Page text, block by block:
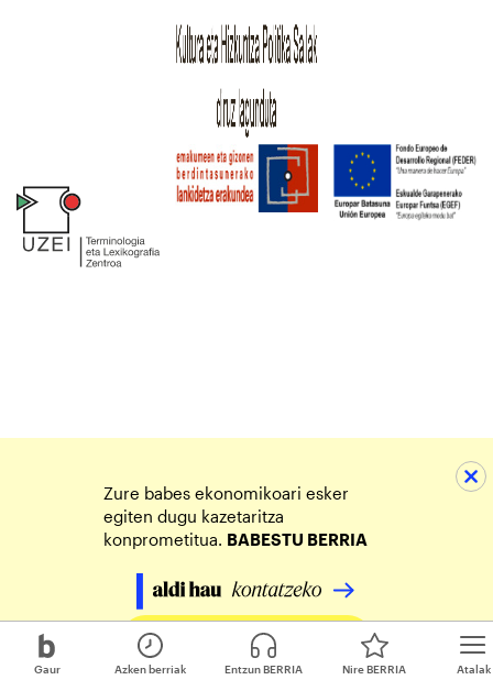
Gaur Atalak
Azken berriak Entzun BERRIA Nire BERRIA
Zure babes ekonomikoari esker
egiten dugu kazetaritza
konprometitua. BABESTU BERRIA
Egin zure ekarpena